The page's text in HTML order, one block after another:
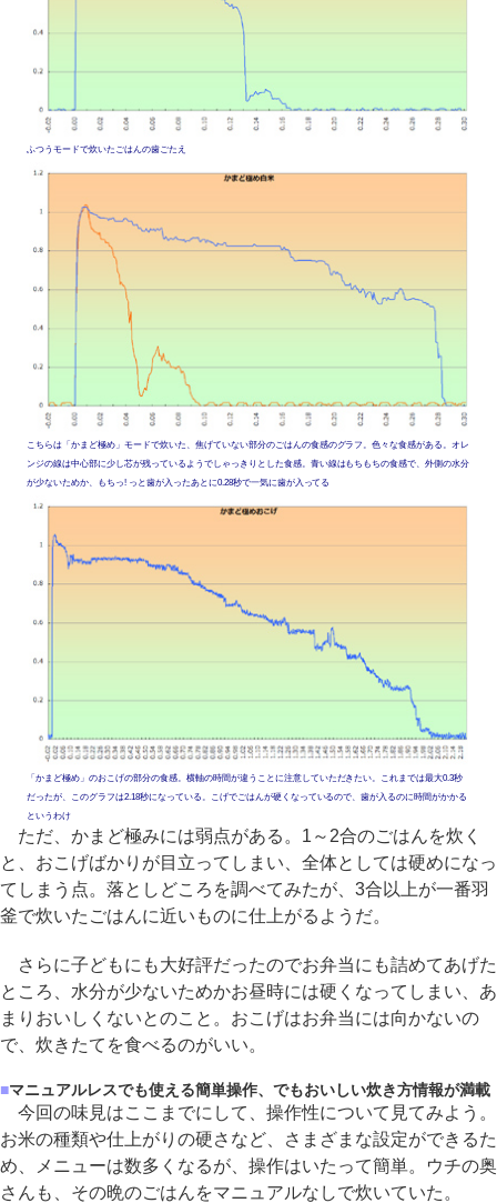
ふつうモードで炊いたごはんの歯ごたえ
こちらは「かまど極め」モードで炊いた、焦げていない部分のごはんの食感のグラフ。色々な食感がある。オレ
ンジの線は中心部に少し芯が残っているようでしゃっきりとした食感。青い線はもちもちの食感で、外側の水分
が少ないためか、もちっ! っと歯が入ったあとに0.28秒で一気に歯が入ってる
「かまど極め」のおこげの部分の食感。横軸の時間が違うことに注意していただきたい。これまでは最大0.3秒
だったが、このグラフは2.18秒になっている。こげでごはんが硬くなっているので、歯が入るのに時間がかかる
というわけ
ただ、かまど極みには弱点がある。1～2合のごはんを炊く
と、おこげばかりが目立ってしまい、全体としては硬めになっ
てしまう点。落としどころを調べてみたが、3合以上が一番羽
釜で炊いたごはんに近いものに仕上がるようだ。
さらに子どもにも大好評だったのでお弁当にも詰めてあげた
ところ、水分が少ないためかお昼時には硬くなってしまい、あ
まりおいしくないとのこと。おこげはお弁当には向かないの
で、炊きたてを食べるのがいい。
■マニュアルレスでも使える簡単操作、でもおいしい炊き方情報が満載
今回の味見はここまでにして、操作性について見てみよう。
お米の種類や仕上がりの硬さなど、さまざまな設定ができるた
め、メニューは数多くなるが、操作はいたって簡単。ウチの奥
さんも、その晩のごはんをマニュアルなしで炊いていた。